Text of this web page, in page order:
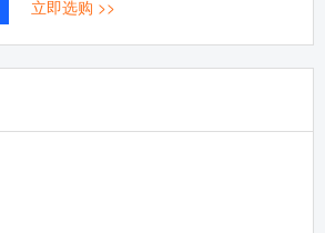
立即选购 >>